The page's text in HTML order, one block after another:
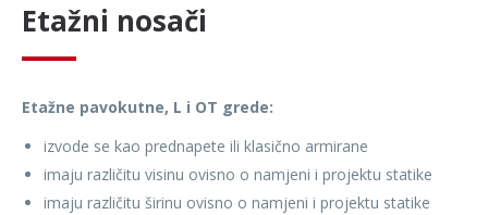
Etažni nosači
Etažne pavokutne, L i OT grede:
izvode se kao prednapete ili klasično armirane
imaju različitu visinu ovisno o namjeni i projektu statike
imaju različitu širinu ovisno o namjeni i projektu statike